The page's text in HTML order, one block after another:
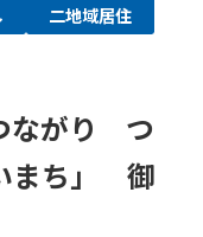
二地域居住
ながり つ
まち」 御